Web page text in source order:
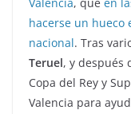
hacerse un hueco
nacional. Tras
Teruel, y después
Copa del Rey y
Valencia para